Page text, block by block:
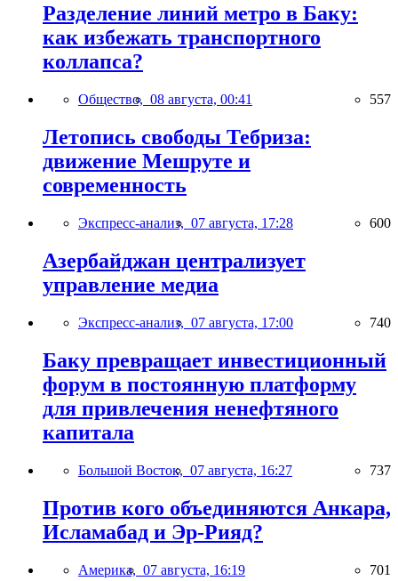
Разделение линий метро в Баку:
как избежать транспортного
коллапса?
Общество, 08 августа, 00:41 557
Летопись свободы Тебриза:
движение Мешруте и
современность
Экспресс-анализ, 07 августа, 17:28 600
Азербайджан централизует
управление медиа
Экспресс-анализ, 07 августа, 17:00 740
Баку превращает инвестиционный
форум в постоянную платформу
для привлечения ненефтяного
капитала
Большой Восток, 07 августа, 16:27 737
Против кого объединяются Анкара,
Исламабад и Эр-Рияд?
Америка, 07 августа, 16:19 701